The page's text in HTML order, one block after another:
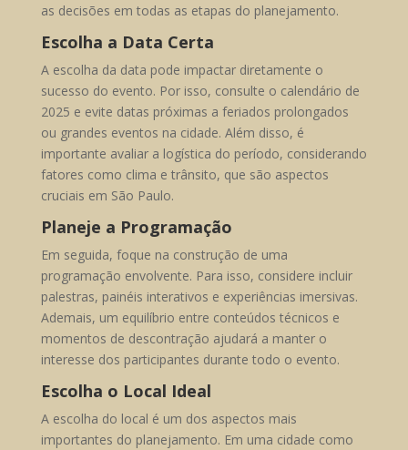
as decisões em todas as etapas do planejamento.
Escolha a Data Certa
A escolha da data pode impactar diretamente o
sucesso do evento. Por isso, consulte o calendário de
2025 e evite datas próximas a feriados prolongados
ou grandes eventos na cidade. Além disso, é
importante avaliar a logística do período, considerando
fatores como clima e trânsito, que são aspectos
cruciais em São Paulo.
Planeje a Programação
Em seguida, foque na construção de uma
programação envolvente. Para isso, considere incluir
palestras, painéis interativos e experiências imersivas.
Ademais, um equilíbrio entre conteúdos técnicos e
momentos de descontração ajudará a manter o
interesse dos participantes durante todo o evento.
Escolha o Local Ideal
A escolha do local é um dos aspectos mais
importantes do planejamento. Em uma cidade como